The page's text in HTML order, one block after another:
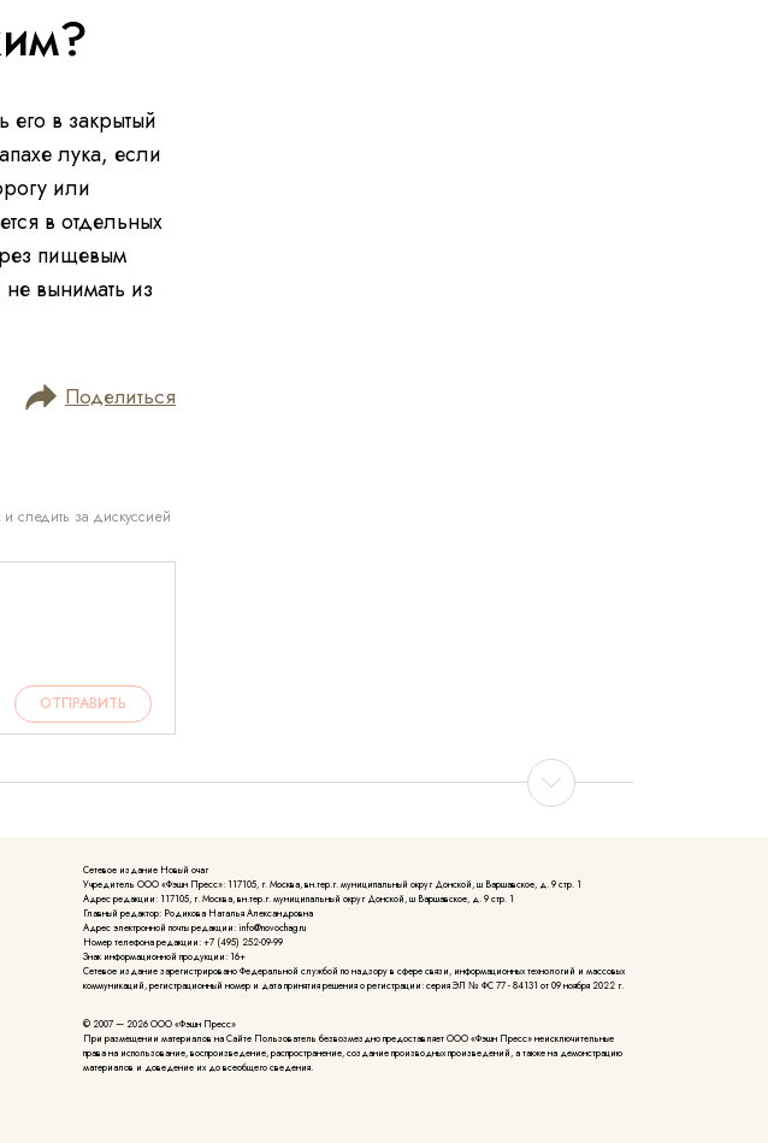
в закрытый
лука, если
или
в отдельных
пищевым
вынимать из
Поделиться
и следить за дискуссией
ОТПРАВИТЬ
Сетевое издание Новый очаг
Учредитель ООО «Фэшн Пресс»: 117105, г. Москва, вн.тер.г. муниципальный округ Донской, ш Варшавское, д. 9 стр. 1
Адрес редакции: 117105, г. Москва, вн.тер.г. муниципальный округ Донской, ш Варшавское, д. 9 стр. 1
Главный редактор: Родикова Наталья Александровна
Адрес электронной почты редакции: info@novochag.ru
Номер телефона редакции: +7 (495) 252-09-99
Знак информационной продукции: 16+
Cетевое издание зарегистрировано Федеральной службой по надзору в сфере связи, информационных технологий и массовых
коммуникаций, регистрационный номер и дата принятия решения о регистрации: серия ЭЛ № ФС 77 - 84131 от 09 ноября 2022 г.
© 2007 — 2026 ООО «Фэшн Пресс»
При размещении материалов на Сайте Пользователь безвозмездно предоставляет ООО «Фэшн Пресс» неисключительные
права на использование, воспроизведение, распространение, создание производных произведений, а также на демонстрацию
материалов и доведение их до всеобщего сведения.